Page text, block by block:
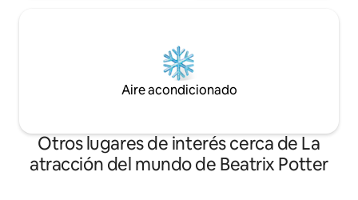
Aire acondicionado
Otros lugares de interés cerca de La
atracción del mundo de Beatrix Potter